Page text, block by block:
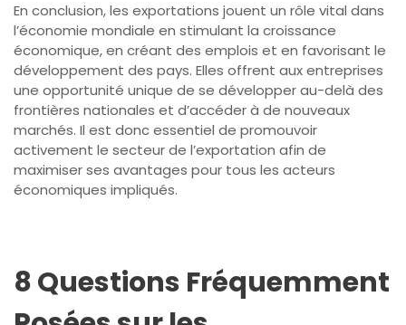
En conclusion, les exportations jouent un rôle vital dans
l’économie mondiale en stimulant la croissance
économique, en créant des emplois et en favorisant le
développement des pays. Elles offrent aux entreprises
une opportunité unique de se développer au-delà des
frontières nationales et d’accéder à de nouveaux
marchés. Il est donc essentiel de promouvoir
activement le secteur de l’exportation afin de
maximiser ses avantages pour tous les acteurs
économiques impliqués.
8 Questions Fréquemment